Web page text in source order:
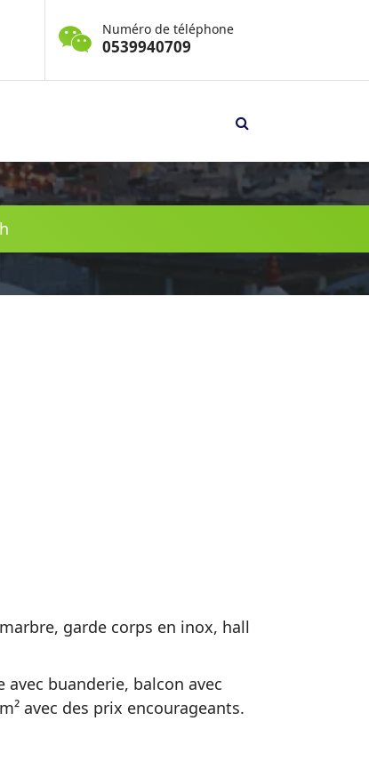
Numéro de téléphone
0539940709
garde corps en inox, hall
avec buanderie, balcon avec
avec des prix encourageants.